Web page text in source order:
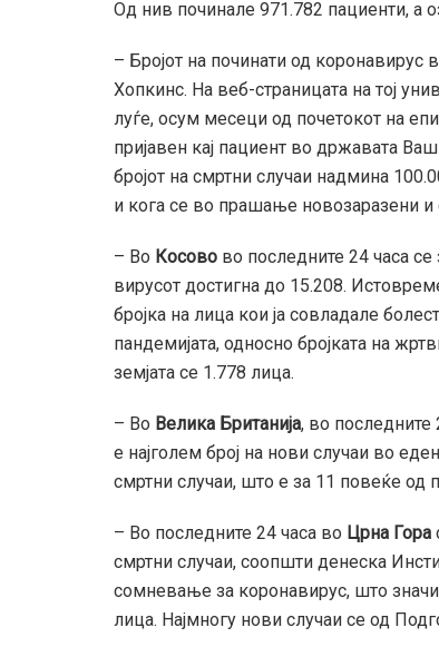
Од нив починале 971.782 пациенти, а
– Бројот на починати од коронавирус
Хопкинс. На веб-страницата на тој
луѓе, осум месеци од почетокот на
пријавен кај пациент во државата
бројот на смртни случаи надмина
и кога се во прашање новозаразени и
– Во Косово во последните 24 часа
вирусот достигна до 15.208.
бројка на лица кои ја совладале
пандемијата, односно бројката на
земјата се 1.778 лица.
– Во Велика Британија, во последните
е најголем број на нови случаи во
смртни случаи, што е за 11 повеќе од
– Во последните 24 часа во Црна Гора
смртни случаи, соопшти денеска
сомневање за коронавирус, што
лица. Најмногу нови случаи се од